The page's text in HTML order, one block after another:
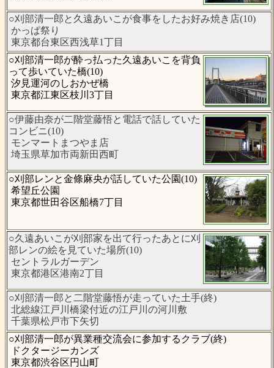
○刈部清一郎と久遠あいこが食事をしたお好み焼き店(10)
かっぱ祭り
東京都台東区西浅草1丁目
○刈部清一郎が酔っ払った久遠あいこを背負
って歩いていた橋(10)
汐見運河のしおかぜ橋
東京都江東区枝川3丁目
○伊藤由奈が二階堂藤悟と電話で話していた
コンビニ(10)
モンマートまつやま店
埼玉県草加市両新田西町
○刈部レンと金條麻央が話していた公園(10)
希望丘公園
東京都世田谷区船橋7丁目
○久遠あいこが刈部家を出て行ったあとに刈
部レンの絵を見ていた場所(10)
セントラルガーデン
東京都港区港南2丁目
○刈部清一郎と二階堂藤悟が走っていた土手(終)
北総線江戸川橋梁付近の江戸川の河川敷
千葉県松戸市下矢切
○刈部清一郎が異業種交流会に参加するクラブ(終)
ドクタージーカンズ
東京都渋谷区円山町